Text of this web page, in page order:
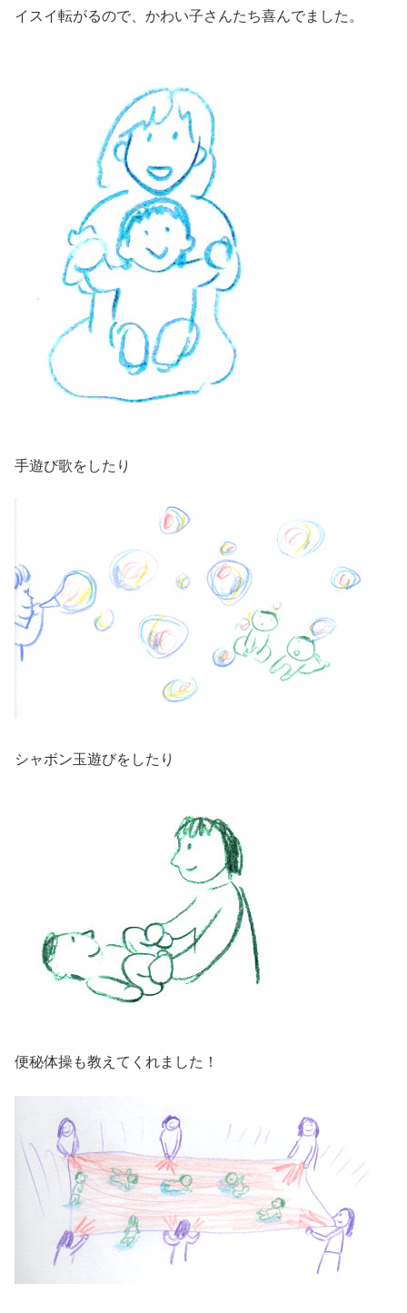
イスイ転がるので、かわい子さんたち喜んでました。
手遊び歌をしたり
シャボン玉遊びをしたり
便秘体操も教えてくれました！